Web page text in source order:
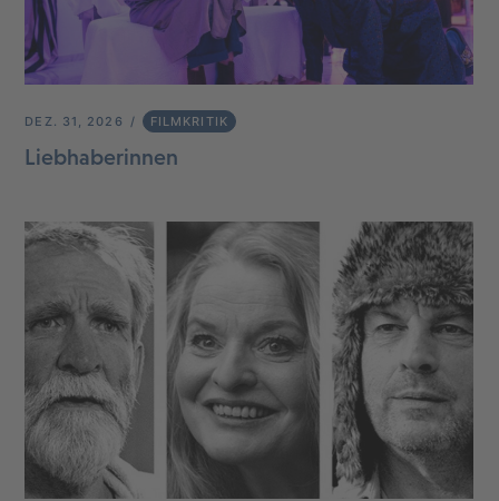
DEZ. 31, 2026 FILMKRITIK
Liebhaberinnen